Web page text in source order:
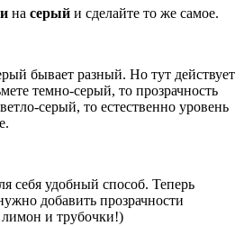
на серый и сделайте то же самое.
бывает разный. Но тут действует
темно-серый, то прозрачность
серый, то естественно уровень
себя удобный способ. Теперь
добавить прозрачности
лимон и трубочки!)